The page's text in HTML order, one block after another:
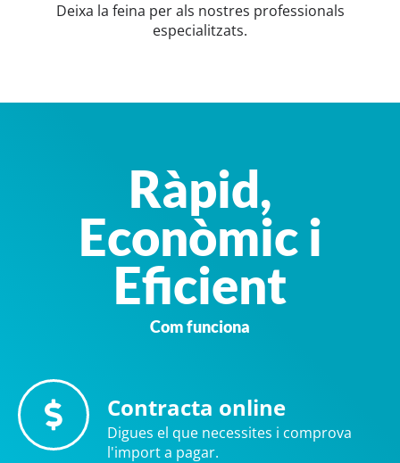
Deixa la feina per als nostres professionals
especialitzats.
Ràpid,
Econòmic i
Eficient
Com funciona
Contracta online
Digues el que necessites i comprova
l'import a pagar.